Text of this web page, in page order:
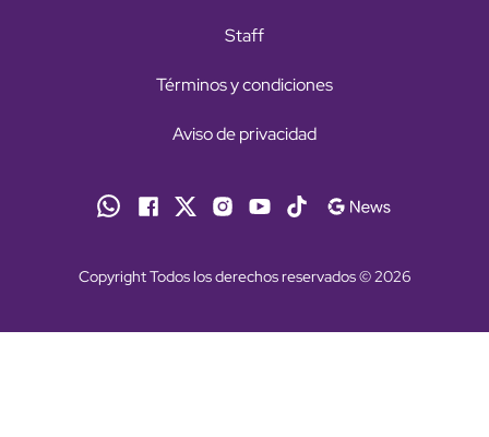
Staff
Términos y condiciones
Aviso de privacidad
Copyright Todos los derechos reservados © 2026